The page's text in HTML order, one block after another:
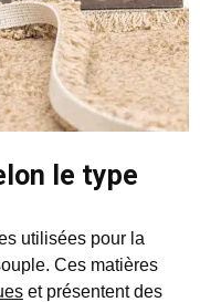
le type
utilisées pour la
Ces matières
et présentent des